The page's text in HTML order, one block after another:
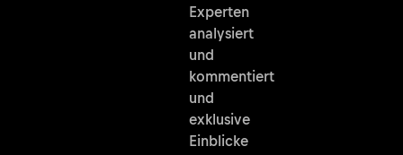
Experten
analysiert
und
kommentiert
und
exklusive
Einblicke